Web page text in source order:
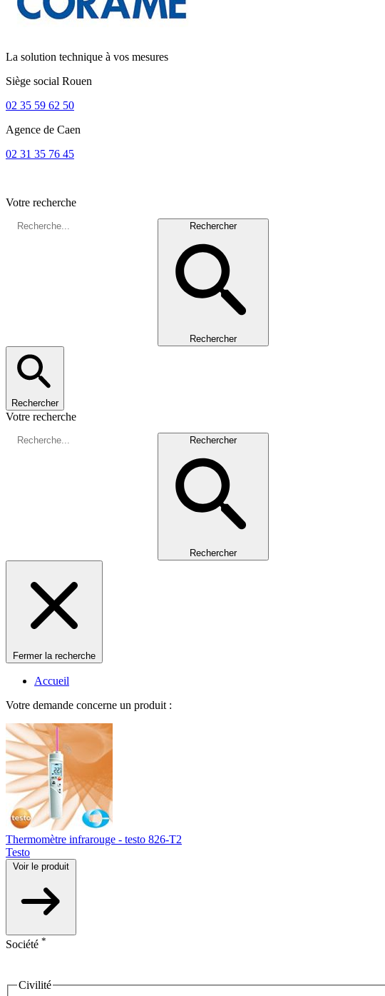
La solution technique à vos mesures
Siège social Rouen
02 35 59 62 50
Agence de Caen
02 31 35 76 45
Votre recherche
Rechercher
Rechercher
Rechercher
Votre recherche
Rechercher
Rechercher
Fermer la recherche
Accueil
Votre demande concerne un produit :
Thermomètre infrarouge - testo 826-T2
Testo
Voir le produit
Société *
Civilité